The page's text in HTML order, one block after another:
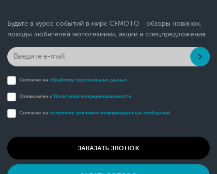
Будьте в курсе событий в мире CFMOTO - обзоры новинок,
походы любителей мототехники, акции и спецпредложения.
Согласие на обработку персональных данных
Ознакомлен с Политикой конфиденциальности
Согласие на получение рекламно-информационных сообщений
ЗАКАЗАТЬ ЗВОНОК